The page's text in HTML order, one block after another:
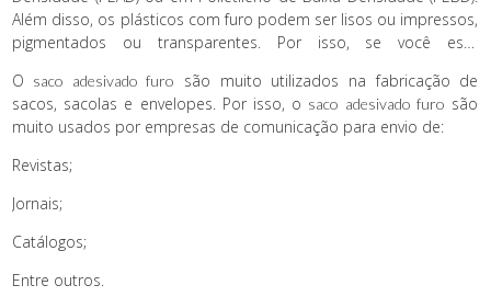
Além disso, os plásticos com furo podem ser lisos ou impressos,
pigmentados ou transparentes. Por isso, se você está
empresa oferece a melhor relação custo/benefício de plásticos
com furo.
O saco adesivado furo
são muito utilizados na fabricação de
sacos, sacolas e envelopes. Por isso, o saco adesivado furo são
muito usados por empresas de comunicação para envio de:
Revistas;
Jornais;
Catálogos;
Entre outros.